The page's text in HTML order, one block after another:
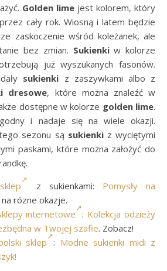
Golden lime jest kolorem, który
cały rok. Wiosną i latem będzie
zaskoczenie wśród koleżanek, ale
bez zmian. Sukienkiw kolorze
już wyszukanych fasonów.
sukienki z zaszywkami albo z
dresowe, które można znaleźć w
dostępne w kolorze golden lime.
i nadaje się na wiele okazji.
sezonu są sukienkiz wyciętymi
paskami, które można założyć do
z sukienkami: Pomysły na
na rózne okazje.
internetowe : Kolekcja odzieży
w Twojej szafie. Zobacz!
sklep : Modne sukienki midi z